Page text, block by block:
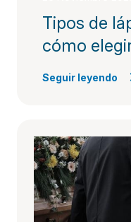
Tipos de
cómo
Seguir leyendo